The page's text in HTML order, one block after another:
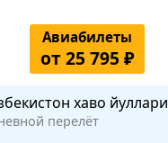
Авиабилеты
от 25 795 ₽
хаво йуллари
перелёт